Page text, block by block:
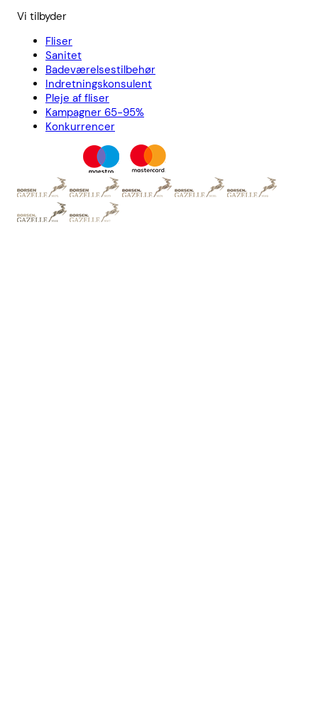
Vi tilbyder
Fliser
Sanitet
Badeværelsestilbehør
Indretningskonsulent
Pleje af fliser
Kampagner 65-95%
Konkurrencer